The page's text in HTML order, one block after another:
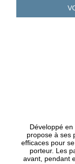
Développé
propose à ses
efficaces pour
porteur. Les
avant, pendant